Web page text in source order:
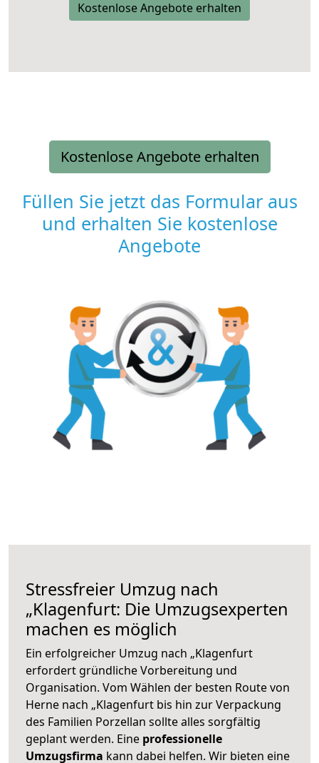
Kostenlose Angebote erhalten
Kostenlose Angebote erhalten
Füllen Sie jetzt das Formular aus
und erhalten Sie kostenlose
Angebote
Stressfreier Umzug nach
„Klagenfurt: Die Umzugsexperten
machen es möglich
Ein erfolgreicher Umzug nach „Klagenfurt
erfordert gründliche Vorbereitung und
Organisation. Vom Wählen der besten Route von
Herne nach „Klagenfurt bis hin zur Verpackung
des Familien Porzellan sollte alles sorgfältig
geplant werden. Eine professionelle
Umzugsfirma kann dabei helfen. Wir bieten eine